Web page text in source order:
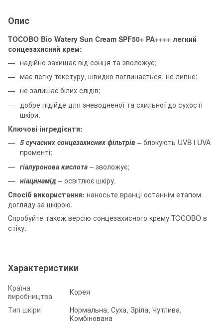
Опис
TOCOBO Bio Watery Sun Cream SPF50+ PA++++ легкий
сонцезахисний крем:
надійно захищає від сонця та зволожує;
має легку текстуру, швидко поглинається, не липне;
не залишає білих слідів;
добре підійде для зневодненої та схильної до сухості
шкіри.
Ключові інгредієнти:
5 сучасних сонцезахисних фільтрів – блокують UVB i UVA
променті;
гіалуронова кислота – зволожує;
ніацинамід – освітлює шкіру.
Спосіб використання: наносьте вранці останнім етапом
догляду за шкірою.
Спробуйте також версію сонцезахисного крему TOCOBO в
стіку.
Характеристики
Країна
виробництва
Корея
Тип шкіри
Нормальна, Суха, Зріла, Чутлива,
Комбінована